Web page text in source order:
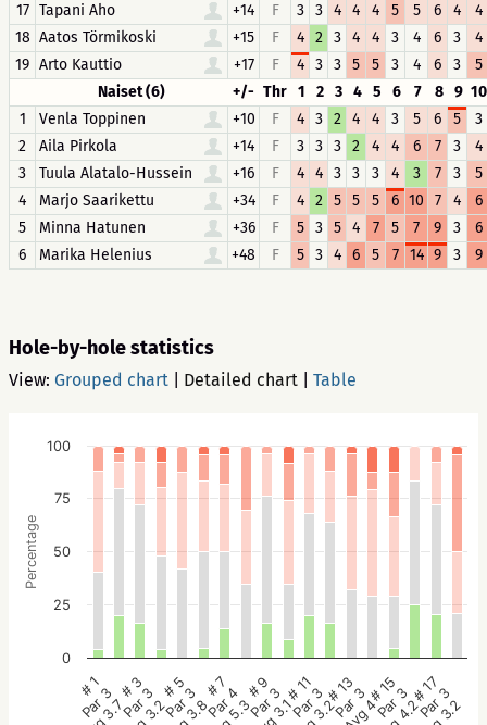
17 Tapani Aho +14 F 3 3 4 4 4 5 5 6 4
4
18 Aatos Törmikoski +15 F 4 2 3 4 4 3 4 6 3
4
19 Arto Kauttio +17 F 4 3 3 5 5 3 4 6 3
5
Naiset (6)
+/- Thr 1 2 3 4 5 6 7 8 9 10
1
Venla Toppinen +10 F 4 3 2 4 4 3 5 6 5
3
2
Aila Pirkola +14 F 3 3 3 2 4 4 6 7 3
4
3
Tuula Alatalo-Hussein +16 F 4 4 3 3 3 4 3 7 3
5
4
Marjo Saarikettu +34 F 4 2 5 5 5 6 10 7 4
6
5
Minna Hatunen +36 F 5 3 5 4 7 5 7 9 3
6
6
Marika Helenius +48 F 5 3 4 6 5 7 14 9 3 9
Hole-by-hole statistics
View: Grouped chart Detailed chart Table
Percentage
# 1
Par 3 # 3
Par 3 # 5
Par 3 # 7
Par 4 # 9
Par 3# 11
Par 3# 13
Par 3
Avg 4
# 15
Par 3# 17
Par 3
0
25
50
75
100